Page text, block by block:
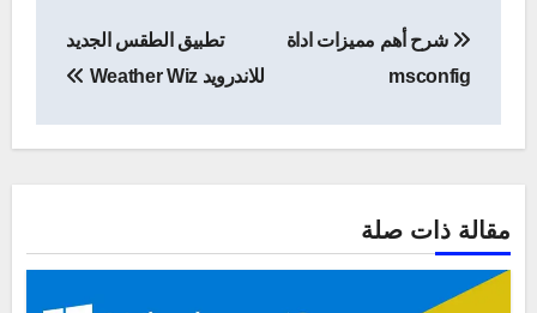
المقالات
شرح أهم مميزات اداة
msconfig
تطبيق الطقس الجديد
للاندرويد Weather Wiz
مقالة ذات صلة